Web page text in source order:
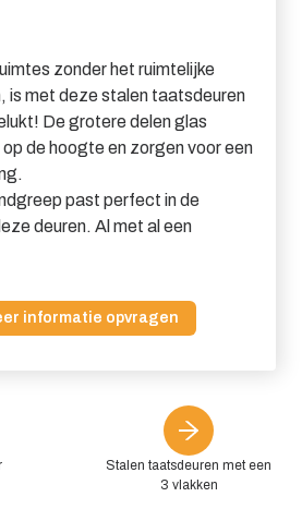
zonder het ruimtelijke
is met deze stalen taatsdeuren
De grotere delen glas
de hoogte en zorgen voor een
past perfect in de
deuren. Al met al een
informatie opvragen
Stalen taatsdeuren met een
3 vlakken